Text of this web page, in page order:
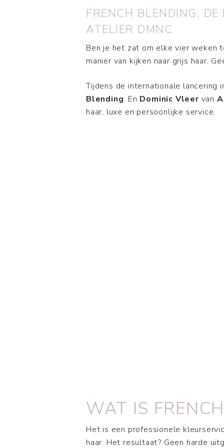
FRENCH BLENDING,
ATELIER DMNC
Ben je het zat om elke vier weken
manier van kijken naar grijs haar.
Tijdens de internationale lancering
Blending. En Dominic Vleervan
haar, luxe en persoonlijke service.
WAT IS
Het is een professionele
haar. Het resultaat? Geen harde